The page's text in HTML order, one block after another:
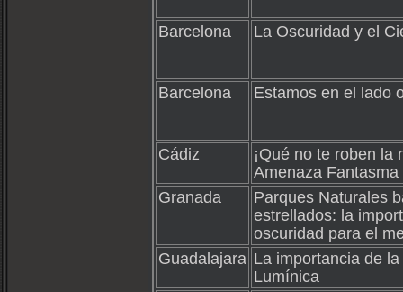
Barcelona La Oscuridad y el
Barcelona Estamos en el lado
Cádiz
¡Qué no te roben la
Amenaza Fantasma
Granada
Parques Naturales
estrellados: la
oscuridad para el
Guadalajara La importancia de
Lumínica